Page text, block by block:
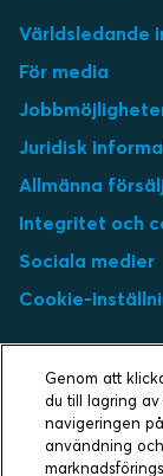
Världsledande
För media
Juridisk
Allmänna
Integritet och
Sociala medier
Cookie-
Select
Choose local
Genom att
du till lagring
navigeringen
användning